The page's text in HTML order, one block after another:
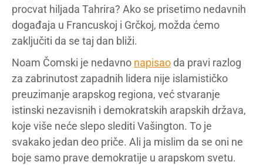
procvat hiljada Tahrira? Ako se prisetimo nedavnih
događaja u Francuskoj i Grčkoj, možda ćemo
zaključiti da se taj dan bliži.
Noam Čomski je nedavno napisao da pravi razlog
za zabrinutost zapadnih lidera nije islamističko
preuzimanje arapskog regiona, već stvaranje
istinski nezavisnih i demokratskih arapskih država,
koje više neće slepo slediti Vašington. To je
svakako jedan deo priče. Ali ja mislim da se oni ne
boje samo prave demokratije u arapskom svetu.